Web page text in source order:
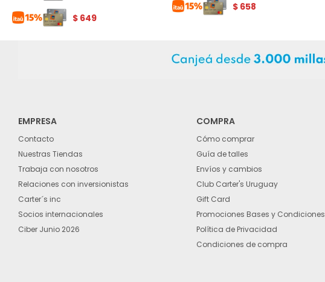
$ 649
$ 658
EMPRESA
Contacto
Nuestras Tiendas
Trabaja con nosotros
Relaciones con inversionistas
Carter´s inc
Socios internacionales
Ciber Junio 2026
COMPRA
Cómo comprar
Guía de talles
Envíos y cambios
Club Carter's Uruguay
Gift Card
Promociones Bases y Condiciones
Política de Privacidad
Condiciones de compra